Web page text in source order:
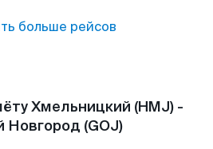
больше рейсов
Хмельницкий (HMJ) -
Новгород (GOJ)